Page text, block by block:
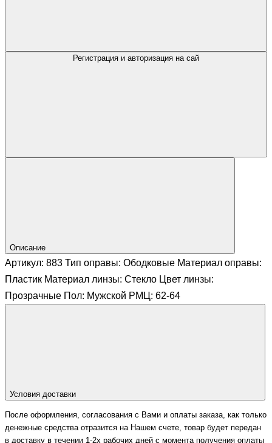
Регистрация и авторизация на сай
Описание
Артикул: 883 Тип оправы: Ободковые Материал оправы:
Пластик Материал линзы: Стекло Цвет линзы:
Прозрачные Пол: Мужской РМЦ: 62-64
Условия доставки
После оформления, согласования с Вами и оплаты заказа, как только
денежные средства отразится на Нашем счете, товар будет передан
в доставку в течении 1-2х рабочих дней с момента получения оплаты